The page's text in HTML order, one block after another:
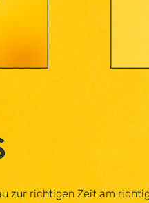
zur richtigen Zeit am